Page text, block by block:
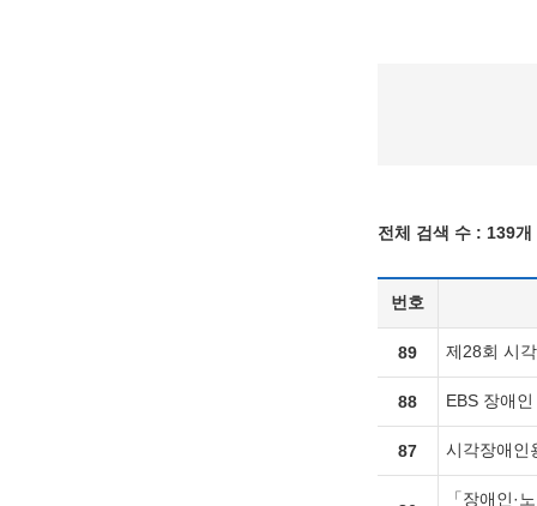
전체 검색 수 : 139개
번호
89 제28회 시
88 EBS 장애
87 시각장애인
「장애인·